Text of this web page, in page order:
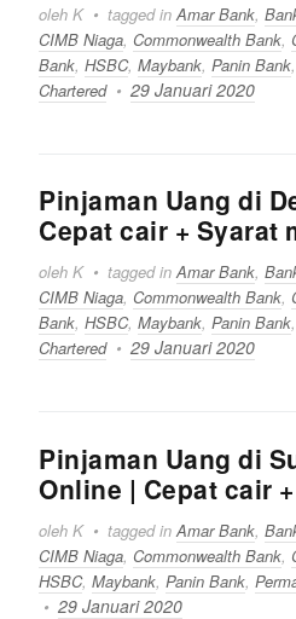
oleh K tagged in Amar Bank,
CIMB Niaga, Commonwealth Bank,
Bank, HSBC, Maybank, Panin Bank,
Chartered
29 Januari 2020
Pinjaman Uang di
Cepat cair + Syarat
oleh K tagged inAmar Bank,
CIMB Niaga, Commonwealth Bank,
Bank, HSBC, Maybank, Panin Bank,
Chartered
29 Januari 2020
Pinjaman Uang di
Online | Cepat cair
oleh K tagged in Amar Bank,
CIMB Niaga, Commonwealth Bank,
HSBC, Maybank, Panin Bank,
29 Januari 2020